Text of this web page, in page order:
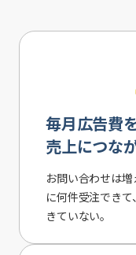
毎月広告費
売上につな
お問い合わせは
に何件受注でき
きていない。